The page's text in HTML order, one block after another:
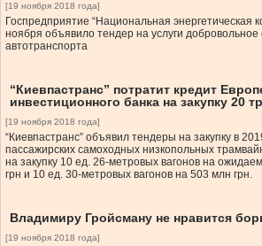
[19 ноября 2018 года]
Госпредприятие “Национальная энергетическая
ноября объявило тендер на услуги добровольное
автотранспорта
“Киевпастранс” потратит кредит
инвестиционного банка на закупку 20
[19 ноября 2018 года]
“Киевпастранс” объявил тендеры на закупку в
пассажирских самоходных низкопольных
на закупку 10 ед. 26-метровых вагонов на
грн и 10 ед. 30-метровых вагонов на 503 млн грн.
Владимиру Гройсману не нравится
[19 ноября 2018 года]